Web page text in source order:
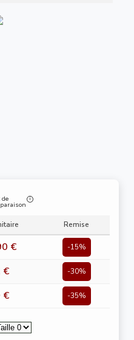
de
Remise
€ -15%
€ -30%
€ -35%